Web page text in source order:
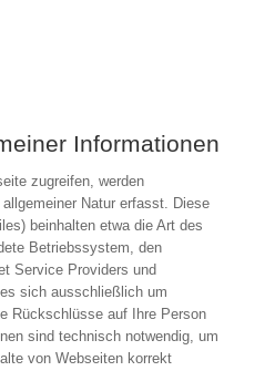
Informationen
zugreifen, werden
Natur erfasst. Diese
beinhalten etwa die Art des
Betriebssystem, den
Service Providers und
sich ausschließlich um
Rückschlüsse auf Ihre Person
sind technisch notwendig, um
von Webseiten korrekt